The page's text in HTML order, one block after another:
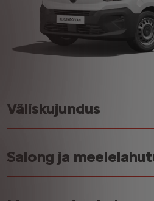
Väliskujundus
Salong ja